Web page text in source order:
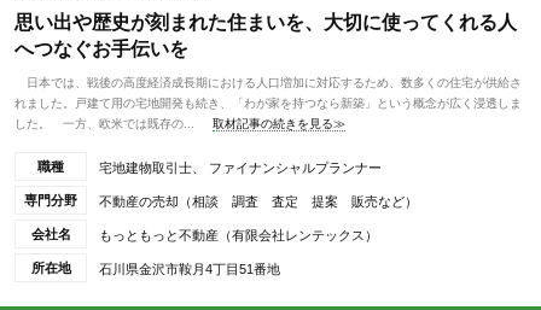
思い出や歴史が刻まれた住まいを、大切に使ってくれる人
へつなぐお手伝いを
日本では、戦後の高度経済成長期における人口増加に対応するため、数多くの住宅が供給さ
れました。戸建て用の宅地開発も続き、「わが家を持つなら新築」という概念が広く浸透しま
した。 一方、欧米では既存の...
取材記事の続きを見る≫
職種 宅地建物取引士、 ファイナンシャルプランナー
専門分野 不動産の売却（相談 調査 査定 提案 販売など）
会社名 もっともっと不動産（有限会社レンテックス）
所在地 石川県金沢市鞍月4丁目51番地